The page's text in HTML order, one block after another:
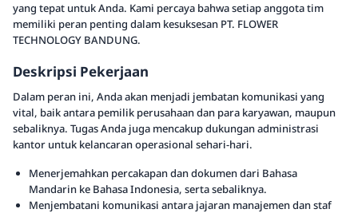
yang tepat untuk Anda. Kami percaya bahwa setiap anggota tim
memiliki peran penting dalam kesuksesan PT. FLOWER
TECHNOLOGY BANDUNG.
Deskripsi Pekerjaan
Dalam peran ini, Anda akan menjadi jembatan komunikasi yang
vital, baik antara pemilik perusahaan dan para karyawan, maupun
sebaliknya. Tugas Anda juga mencakup dukungan administrasi
kantor untuk kelancaran operasional sehari-hari.
Menerjemahkan percakapan dan dokumen dari Bahasa
Mandarin ke Bahasa Indonesia, serta sebaliknya.
Menjembatani komunikasi antara jajaran manajemen dan staf